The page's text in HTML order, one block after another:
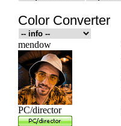
Color Converter
mendow
PC/director